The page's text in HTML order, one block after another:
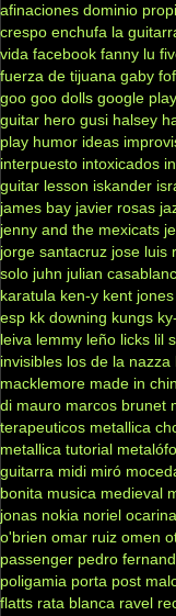
afinaciones dominio
crespo enchufa la
vida facebook fanny lu
fuerza de tijuana gaby
goo goo dolls google play
guitar hero gusi halsey
play humor ideas
interpuesto intoxicados
guitar lesson iskander
james bay javier rosas
jenny and the mexicats
jorge santacruz jose luis
solo juhn julian
karatula ken-y kent jones
esp kk downing kungs
leiva lemmy leño licks lil
invisibles los de la nazza
macklemore made in
di mauro marcos brunet
terapeuticos metallica
metallica tutorial
guitarra midi miró
bonita musica medieval
jonas nokia noriel ocarina
o'brien omar ruiz omen
passenger pedro
poligamia porta post
flatts rata blanca ravel